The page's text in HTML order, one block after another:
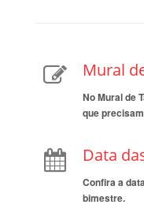
Mural
No Mural de
que
Data
Confira a
bimestre.